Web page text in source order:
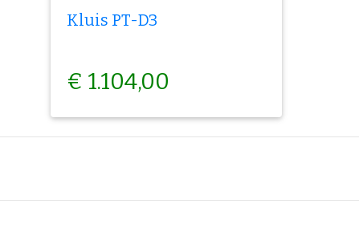
Kluis PT-D3
€ 1.104,00